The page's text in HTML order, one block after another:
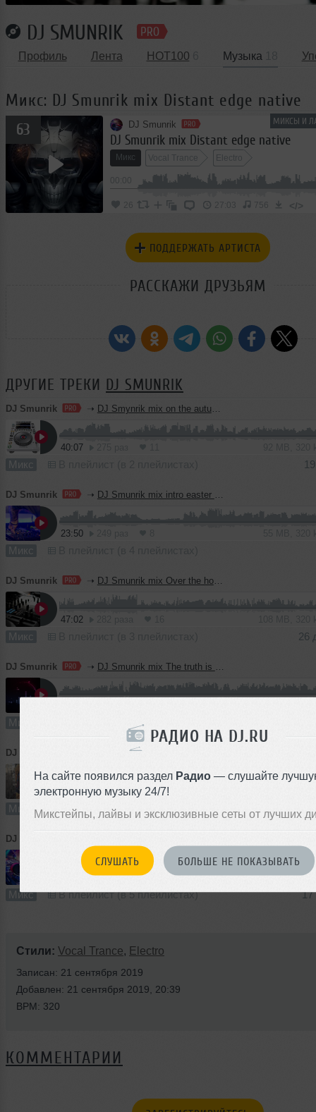
РАДИО НА DJ.RU
На сайте появился раздел Радио — слушайте
электронную музыку 24/7!
Микстейпы, лайвы и эксклюзивные сеты от лучших
СЛУШАТЬ БОЛЬШЕ НЕ ПОКАЗЫВАТЬ
DJ SMUNRIK
Профиль Лента HOT100 Музыка
Микс: DJ Smunrik mix Distant edge native
МИКСЫ И
63 DJ Smunrik
DJ Smunrik mix Distant edge native
Микс Vocal Trance Electro
26 27:03 756 </>
ПОДДЕРЖАТЬ АРТИСТА
РАССКАЖИ ДРУЗЬЯМ
ДРУГИЕ ТРЕКИ DJ SMUNRIK
DJ Smunrik ➝ DJ Smynrik mix on the autumn positive
40:07
Микс
DJ Smunrik ➝ DJ Smunrik mix intro easter bunny
23:50
Микс
DJ Smunrik ➝ DJ Smunrik mix Over the horizon
47:02
Микс 26
DJ Smunrik ➝ DJ Smunrik mix The truth is somewhere near
Микс В плейлист (в 4 плейлистах)
DJ Smunrik DJ Smunrik mix the way to the dance floor
50:10 295 раз 21
Микс В плейлист (в 3 плейлистах)
DJ Smunrik
360 раз 75 MB, 320
Микс В плейлист (в 5 плейлистах) 17
Стили: Vocal Trance, Electro
Записан: 21 сентября 2019
Добавлен: 21 сентября 2019, 20:39
BPM: 320
КОММЕНТАРИИ